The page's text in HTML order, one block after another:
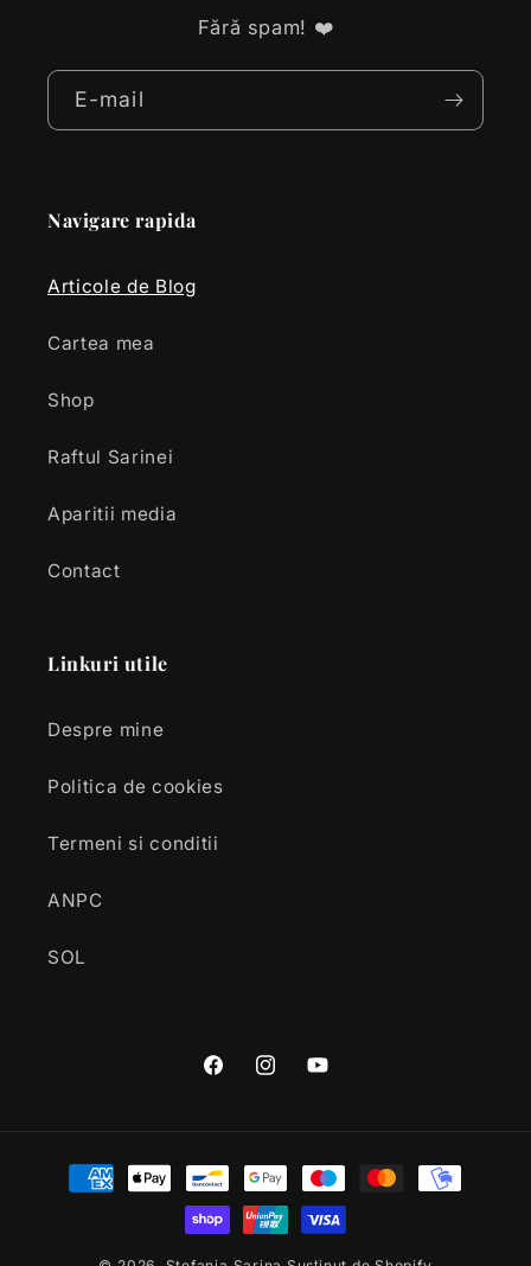
Fără spam! ❤️
E-mail
Navigare rapida
Articole de Blog
Cartea mea
Shop
Raftul Sarinei
Aparitii media
Contact
Linkuri utile
Despre mine
Politica de cookies
Termeni si conditii
ANPC
SOL
FacebookInstagramYouTube
Metode